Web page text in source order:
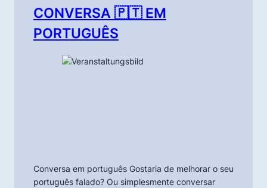
CONVERSA 🇵🇹 EM
PORTUGUÊS
Conversa em português Gostaria de melhorar o seu
português falado? Ou simplesmente conversar